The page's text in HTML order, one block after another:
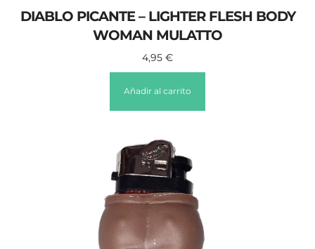
DIABLO PICANTE – LIGHTER FLESH BODY
WOMAN MULATTO
4,95 €
Añadir al carrito